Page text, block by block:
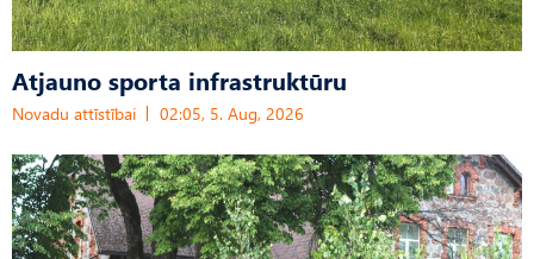
Atjauno sporta infrastruktūru
Novadu attīstībai 02:05, 5. Aug, 2026